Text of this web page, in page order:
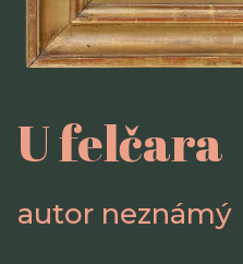
U felčara
autor neznámý